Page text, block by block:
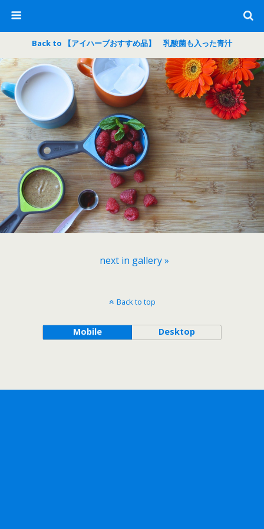
Back to 【アイハーブおすすめ品】 乳酸菌も入った青汁
next in gallery »
Back to top
Mobile Desktop